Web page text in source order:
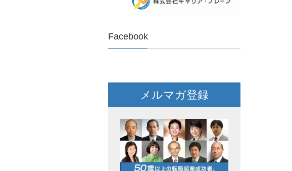
Facebook
メルマガ登録